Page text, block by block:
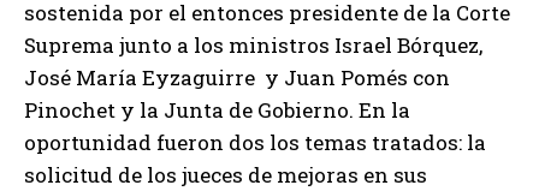
sostenida por el entonces presidente de la Corte
Suprema junto a los ministros Israel Bórquez,
José María Eyzaguirre y Juan Pomés con
Pinochet y la Junta de Gobierno. En la
oportunidad fueron dos los temas tratados: la
solicitud de los jueces de mejoras en sus